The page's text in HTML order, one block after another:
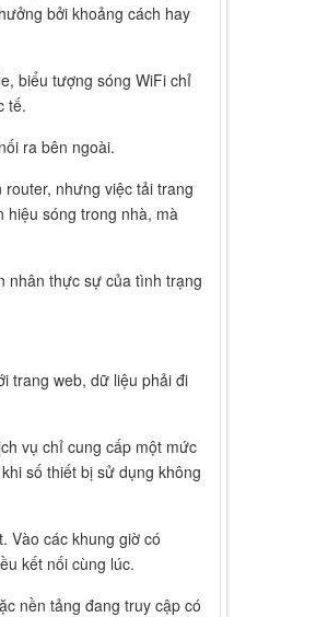
bởi khoảng cách hay
biểu tượng sóng WiFi chỉ
tế.
ra bên ngoài.
nhưng việc tải trang
hiệu sóng trong nhà, mà
nhân thực sự của tình trạng
trang web, dữ liệu phải đi
vụ chỉ cung cấp một mức
số thiết bị sử dụng không
Vào các khung giờ có
kết nối cùng lúc.
nền tảng đang truy cập có